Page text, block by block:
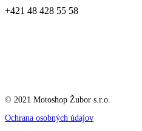
+421 48 428 55 58
© 2021 Motoshop Žubor s.r.o.
Ochrana osobných údajov